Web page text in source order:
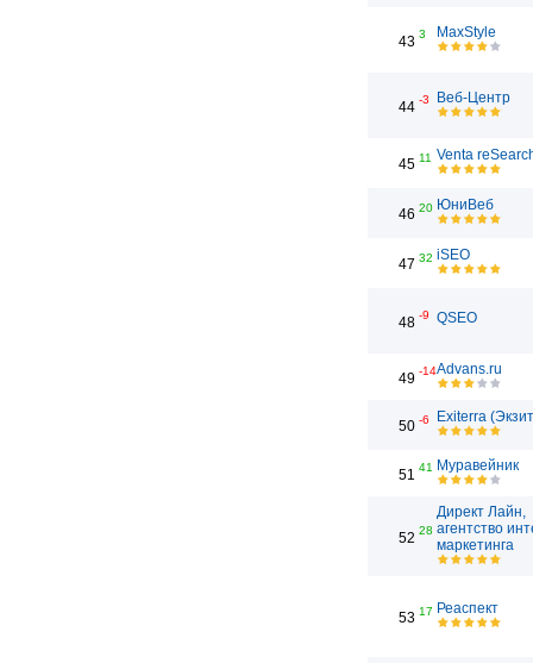
43 3 MaxStyle
44 -3 Веб-Центр
45 11 Venta
46 20 ЮниВеб
47 32 iSEO
48 -9 QSEO
49 -14Advans.ru
50 -6 Exiterra
51 41 Муравейник
52 28
Директ Лайн,
агентство
маркетинга
53 17 Реаспект